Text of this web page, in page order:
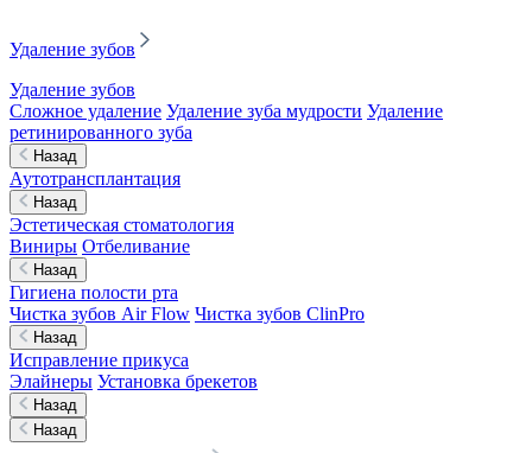
Удаление зубов
Удаление зубов
Сложное удаление Удаление зуба мудрости Удаление
ретинированного зуба
Назад
Аутотрансплантация
Назад
Эстетическая стоматология
Виниры Отбеливание
Назад
Гигиена полости рта
Чистка зубов Air Flow Чистка зубов ClinPro
Назад
Исправление прикуса
Элайнеры Установка брекетов
Назад
Назад